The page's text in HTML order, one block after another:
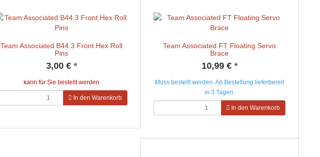
Team Associated B44.3 Front Hex Roll
Pins
3,00 € *
kann für Sie bestellt werden
In den Warenkorb
Team Associated FT Floating Servo
Brace
10,99 € *
Muss bestellt werden. Ab Bestellung lieferbereit
in 3 Tagen.
In den Warenkorb